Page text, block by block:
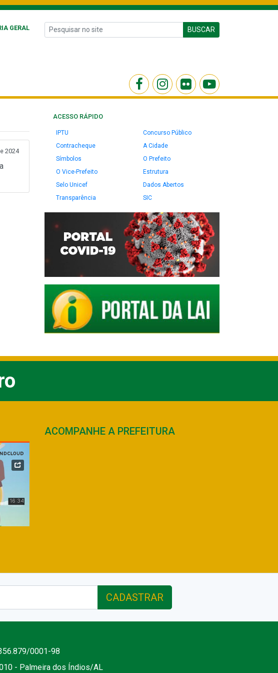
GERAL BUSCAR
2024
ACESSO RÁPIDO
IPTU
Concurso Público
Contracheque
A Cidade
Símbolos
O Prefeito
O Vice-Prefeito
Estrutura
Selo Unicef
Dados Abertos
Transparência
SIC
ACOMPANHE A PREFEITURA
CADASTRAR
0001-98
- Palmeira dos Índios/AL